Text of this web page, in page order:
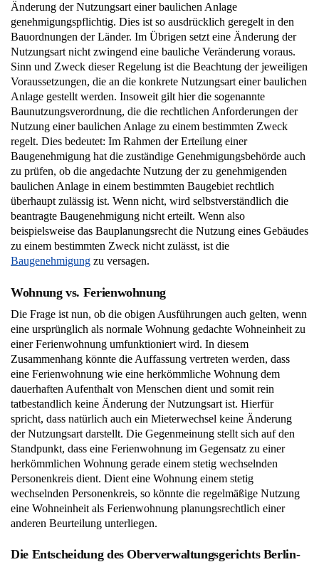
Änderung der Nutzungsart einer baulichen Anlage
genehmigungspflichtig. Dies ist so ausdrücklich geregelt in den
Bauordnungen der Länder. Im Übrigen setzt eine Änderung der
Nutzungsart nicht zwingend eine bauliche Veränderung voraus.
Sinn und Zweck dieser Regelung ist die Beachtung der jeweiligen
Voraussetzungen, die an die konkrete Nutzungsart einer baulichen
Anlage gestellt werden. Insoweit gilt hier die sogenannte
Baunutzungsverordnung, die die rechtlichen Anforderungen der
Nutzung einer baulichen Anlage zu einem bestimmten Zweck
regelt. Dies bedeutet: Im Rahmen der Erteilung einer
Baugenehmigung hat die zuständige Genehmigungsbehörde auch
zu prüfen, ob die angedachte Nutzung der zu genehmigenden
baulichen Anlage in einem bestimmten Baugebiet rechtlich
überhaupt zulässig ist. Wenn nicht, wird selbstverständlich die
beantragte Baugenehmigung nicht erteilt. Wenn also
beispielsweise das Bauplanungsrecht die Nutzung eines Gebäudes
zu einem bestimmten Zweck nicht zulässt, ist die
Baugenehmigung zu versagen.
Wohnung vs. Ferienwohnung
Die Frage ist nun, ob die obigen Ausführungen auch gelten, wenn
eine ursprünglich als normale Wohnung gedachte Wohneinheit zu
einer Ferienwohnung umfunktioniert wird. In diesem
Zusammenhang könnte die Auffassung vertreten werden, dass
eine Ferienwohnung wie eine herkömmliche Wohnung dem
dauerhaften Aufenthalt von Menschen dient und somit rein
tatbestandlich keine Änderung der Nutzungsart ist. Hierfür
spricht, dass natürlich auch ein Mieterwechsel keine Änderung
der Nutzungsart darstellt. Die Gegenmeinung stellt sich auf den
Standpunkt, dass eine Ferienwohnung im Gegensatz zu einer
herkömmlichen Wohnung gerade einem stetig wechselnden
Personenkreis dient. Dient eine Wohnung einem stetig
wechselnden Personenkreis, so könnte die regelmäßige Nutzung
eine Wohneinheit als Ferienwohnung planungsrechtlich einer
anderen Beurteilung unterliegen.
Die Entscheidung des Oberverwaltungsgerichts Berlin-